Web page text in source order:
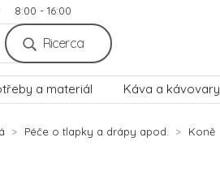
8:00 - 16:00
Ricerca
a materiál Káva a kávovary
Péče o tlapky a drápy apod. Koně